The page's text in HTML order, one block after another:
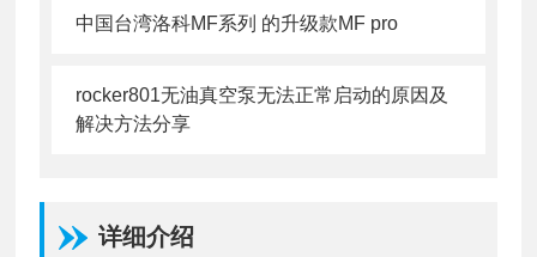
中国台湾洛科MF系列 的升级款MF pro
rocker801无油真空泵无法正常启动的原因及
解决方法分享
详细介绍